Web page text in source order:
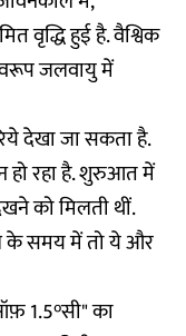
वृद्धि हुई है. वैश्विक
जलवायु में
देखा जा सकता है.
हो रहा है. शुरुआत में
को मिलती थीं.
के समय में तो ये और
1.5°सी" का